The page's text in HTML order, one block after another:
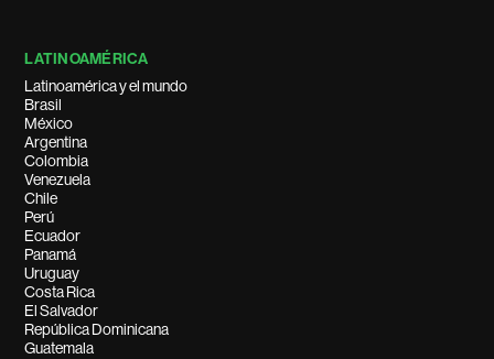
LATINOAMÉRICA
Latinoamérica y el mundo
Brasil
México
Argentina
Colombia
Venezuela
Chile
Perú
Ecuador
Panamá
Uruguay
Costa Rica
El Salvador
República Dominicana
Guatemala